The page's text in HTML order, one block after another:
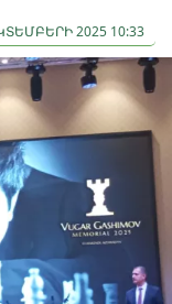
2025 10:33